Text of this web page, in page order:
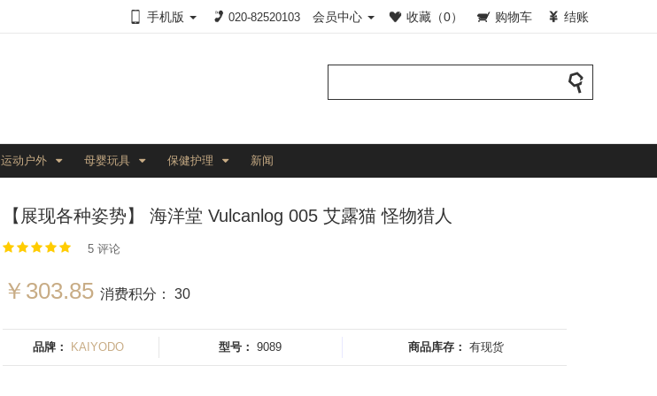
手机版 020-82520103 会员中心 收藏（0） 购物车 结账
运动户外 母婴玩具 保健护理 新闻
【展现各种姿势】 海洋堂 Vulcanlog 005 艾露猫 怪物猎人
5 评论
￥303.85 消费积分： 30
品牌： KAIYODO 型号： 9089 商品库存： 有现货